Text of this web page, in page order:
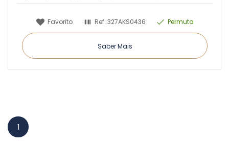
Favorito Ref. 327AKS0436 Permuta
Saber Mais
1